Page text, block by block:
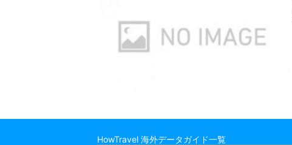
HowTravel 海外データガイド一覧